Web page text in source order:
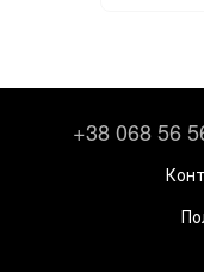
+38 068 56